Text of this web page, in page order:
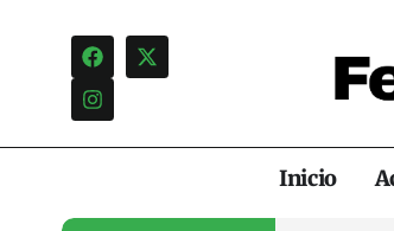
Inicio